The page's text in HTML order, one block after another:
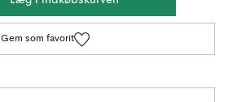
Gem som favorit